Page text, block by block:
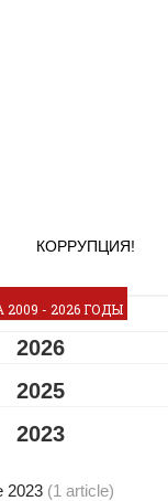
КОРРУПЦИЯ!
2009 - 2026 ГОДЫ
2026
2025
2023
2023 (1 article)